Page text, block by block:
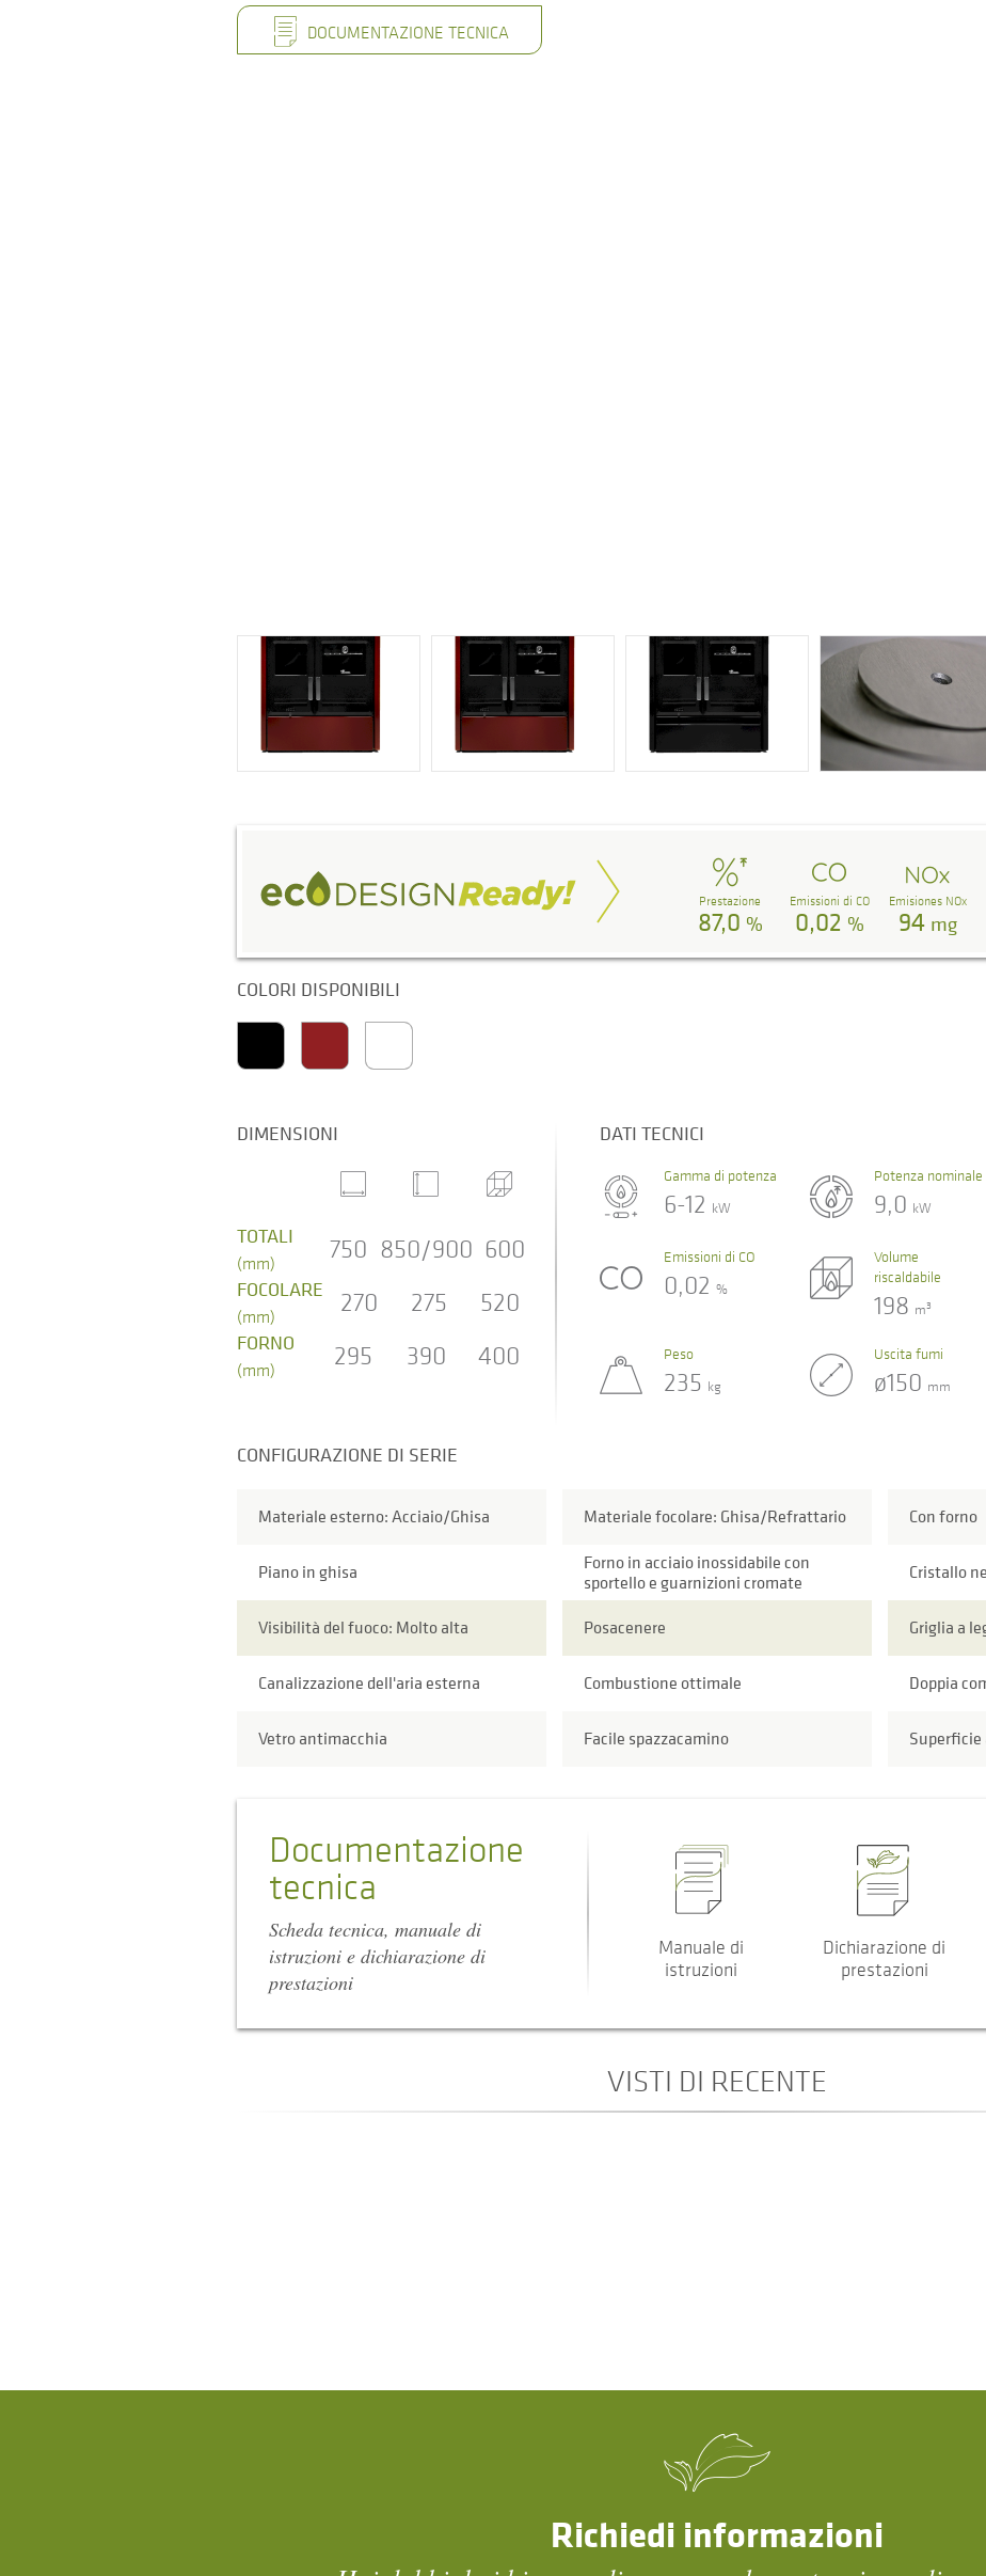
DOCUMENTAZIONE TECNICA
Prestazione
87,0 %
Emissioni di CO
0,02 %
Emisiones NOx
94 mg
COLORI DISPONIBILI
DIMENSIONI
TOTALI
(mm) 750 850/900 600
FOCOLARE
(mm) 270 275 520
FORNO
(mm) 295 390 400
DATI TECNICI
Gamma di potenza
6-12 kW
Potenza nominale
9,0 kW
Emissioni di CO
0,02 %
Volume
riscaldabile
198 m3
Peso
235 kg
Uscita fumi
ø150 mm
CONFIGURAZIONE DI SERIE
Materiale esterno: Acciaio/Ghisa Materiale focolare: Ghisa/Refrattario Con forno
Piano in ghisa
Forno in acciaio inossidabile con
sportello e guarnizioni cromate
Cristallo
Visibilità del fuoco: Molto alta Posacenere Griglia a
Canalizzazione dell'aria esterna Combustione ottimale Doppia
Vetro antimacchia Facile spazzacamino
Documentazione
tecnica
Scheda tecnica, manuale di
istruzioni e dichiarazione di
prestazioni
Manuale di
istruzioni
Dichiarazione di
prestazioni
VISTI DI RECENTE
Richiedi informazioni